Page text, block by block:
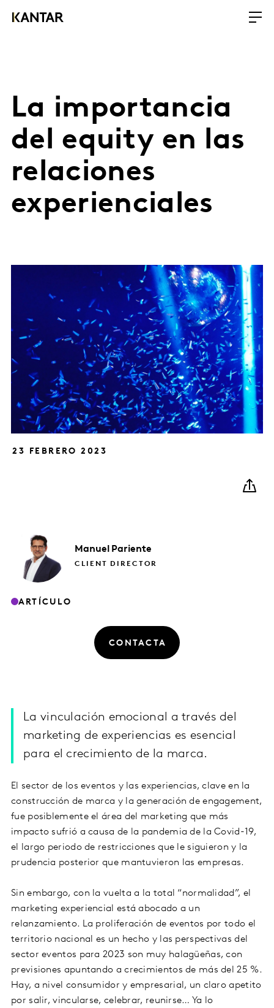
La importancia
del equity en las
relaciones
experienciales
23 FEBRERO 2023
Manuel Pariente
CLIENT DIRECTOR
ARTÍCULO
CONTACTA
La vinculación emocional a través del
marketing de experiencias es esencial
para el crecimiento de la marca.
El sector de los eventos y las experiencias, clave en la
construcción de marca y la generación de engagement,
fue posiblemente el área del marketing que más
impacto sufrió a causa de la pandemia de la Covid-19,
el largo periodo de restricciones que le siguieron y la
prudencia posterior que mantuvieron las empresas.
Sin embargo, con la vuelta a la total “normalidad”, el
marketing experiencial está abocado a un
relanzamiento. La proliferación de eventos por todo el
territorio nacional es un hecho y las perspectivas del
sector eventos para 2023 son muy halagüeñas, con
previsiones apuntando a crecimientos de más del 25 %.
Hay, a nivel consumidor y empresarial, un claro apetito
por salir, vincularse, celebrar, reunirse… Ya lo